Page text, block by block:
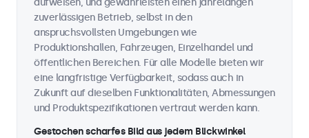
aufweisen, und gewährleisten einen jahrelangen
zuverlässigen Betrieb, selbst in den
anspruchsvollsten Umgebungen wie
Produktionshallen, Fahrzeugen, Einzelhandel und
öffentlichen Bereichen. Für alle Modelle bieten wir
eine langfristige Verfügbarkeit, sodass auch in
Zukunft auf dieselben Funktionalitäten, Abmessungen
und Produktspezifikationen vertraut werden kann.
Gestochen scharfes Bild aus jedem Blickwinkel